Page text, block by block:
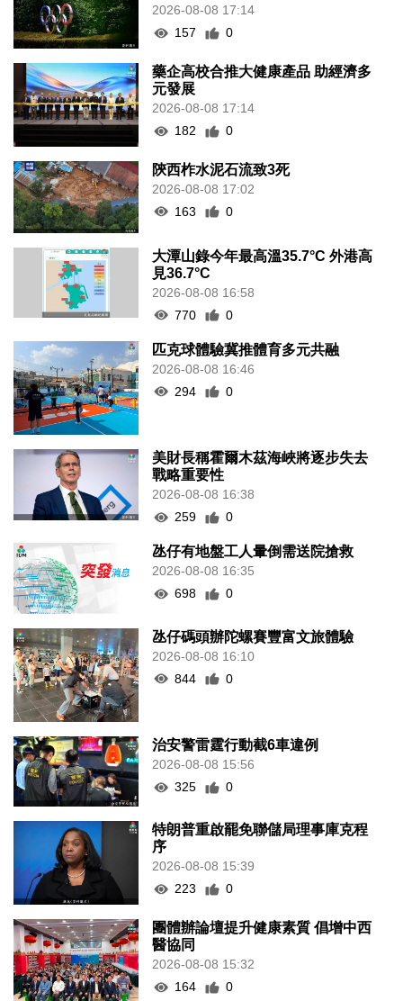
2026-08-08 17:14
157
0
藥企高校合推大健康產品 助經濟多
元發展
2026-08-08 17:14
182
0
陝西柞水泥石流致3死
2026-08-08 17:02
163
0
大潭山錄今年最高溫35.7°C 外港高
見36.7°C
2026-08-08 16:58
770
0
匹克球體驗冀推體育多元共融
2026-08-08 16:46
294
0
美財長稱霍爾木茲海峽將逐步失去
戰略重要性
2026-08-08 16:38
259
0
氹仔有地盤工人暈倒需送院搶救
2026-08-08 16:35
698
0
氹仔碼頭辦陀螺賽豐富文旅體驗
2026-08-08 16:10
844
0
治安警雷霆行動截6車違例
2026-08-08 15:56
325
0
特朗普重啟罷免聯儲局理事庫克程
序
2026-08-08 15:39
223
0
團體辦論壇提升健康素質 倡增中西
醫協同
2026-08-08 15:32
164
0